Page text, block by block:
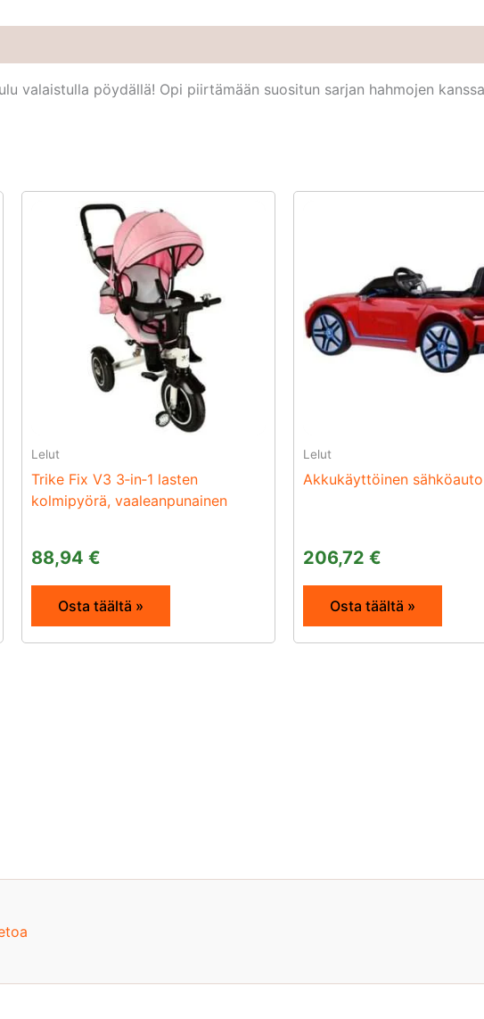
valaistulla pöydällä! Opi piirtämään suositun sarjan hahmojen
Lelut
Trike Fix V3 3‑in‑1 lasten
kolmipyörä, vaaleanpunainen
88,94 €
Osta täältä »
Lelut
Akkukäyttöinen
206,72 €
Osta täältä »